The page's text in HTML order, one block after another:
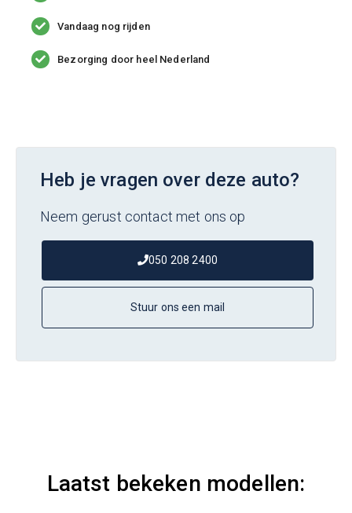
Vandaag nog rijden
Bezorging door heel Nederland
Heb je vragen over deze auto?
Neem gerust contact met ons op
050 208 2400
Stuur ons een mail
Laatst bekeken modellen: